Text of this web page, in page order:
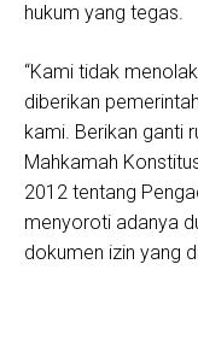
hukum yang tegas.
“Kami tidak
diberikan
kami. Berikan ganti
Mahkamah
2012 tentang
menyoroti adanya
dokumen izin yang